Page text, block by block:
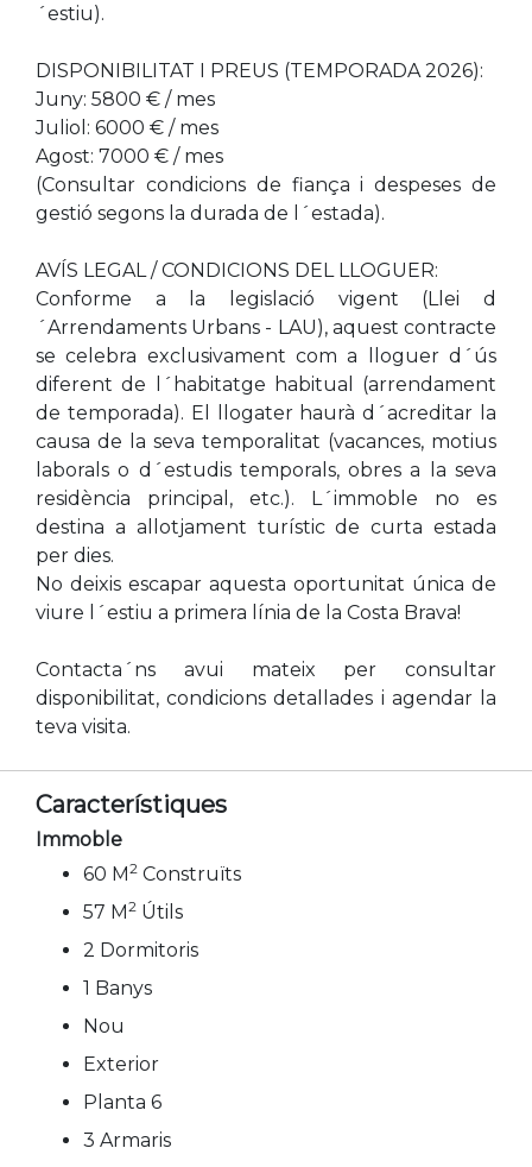
´estiu).
DISPONIBILITAT I PREUS (TEMPORADA 2026):
Juny: 5800 € / mes
Juliol: 6000 € / mes
Agost: 7000 € / mes
(Consultar condicions de fiança i despeses de
gestió segons la durada de l´estada).
AVÍS LEGAL / CONDICIONS DEL LLOGUER:
Conforme a la legislació vigent (Llei d
´Arrendaments Urbans - LAU), aquest contracte
se celebra exclusivament com a lloguer d´ús
diferent de l´habitatge habitual (arrendament
de temporada). El llogater haurà d´acreditar la
causa de la seva temporalitat (vacances, motius
laborals o d´estudis temporals, obres a la seva
residència principal, etc.). L´immoble no es
destina a allotjament turístic de curta estada
per dies.
No deixis escapar aquesta oportunitat única de
viure l´estiu a primera línia de la Costa Brava!
Contacta´ns avui mateix per consultar
disponibilitat, condicions detallades i agendar la
teva visita.
Característiques
Immoble
60 M2 Construïts
57 M2 Útils
2 Dormitoris
1 Banys
Nou
Exterior
Planta 6
3 Armaris